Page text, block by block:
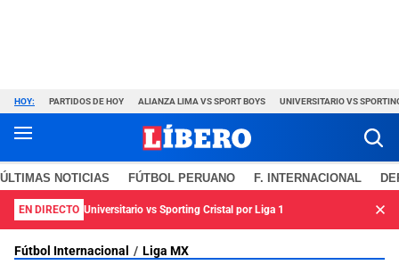
HOY: PARTIDOS DE HOY ALIANZA LIMA VS SPORT BOYS UNIVERSITARIO VS
ÚLTIMAS NOTICIAS FÚTBOL PERUANO F. INTERNACIONAL
EN DIRECTO Universitario vs Sporting Cristal por Liga 1
Fútbol Internacional Liga MX